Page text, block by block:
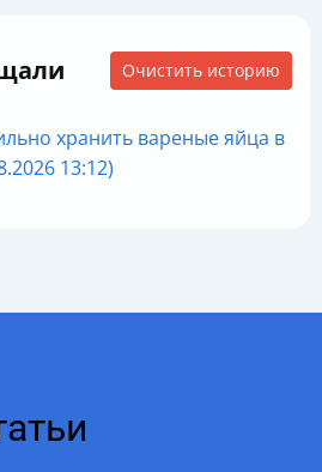
Очистить историю
хранить вареные яйца в
13:12)